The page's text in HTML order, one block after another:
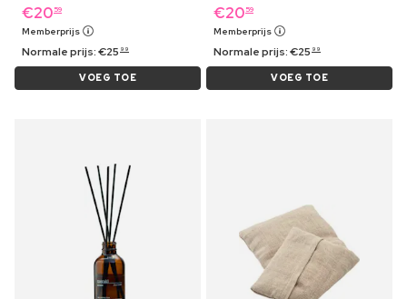
€20 59
Memberprijs
Normale prijs:€25 99
VOEG TOE
€20 59
Memberprijs
Normale prijs:€25 99
VOEG TOE